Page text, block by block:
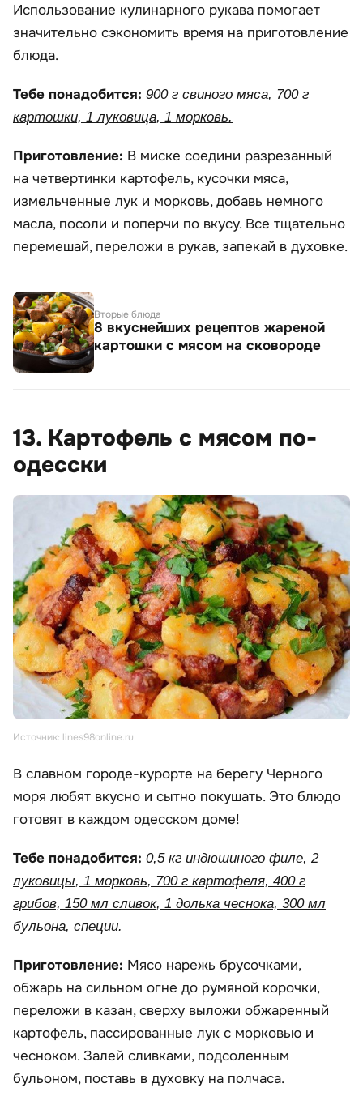
Использование кулинарного рукава помогает
значительно сэкономить время на приготовление
блюда.
Тебе понадобится: 900 г свиного мяса, 700 г
картошки, 1 луковица, 1 морковь.
Приготовление: В миске соедини разрезанный
на четвертинки картофель, кусочки мяса,
измельченные лук и морковь, добавь немного
масла, посоли и поперчи по вкусу. Все тщательно
перемешай, переложи в рукав, запекай в духовке.
Вторые блюда
8 вкуснейших рецептов жареной
картошки с мясом на сковороде
13. Картофель с мясом по-
одесски
Источник: lines98online.ru
В славном городе-курорте на берегу Черного
моря любят вкусно и сытно покушать. Это блюдо
готовят в каждом одесском доме!
Тебе понадобится: 0,5 кг индюшиного филе, 2
луковицы, 1 морковь, 700 г картофеля, 400 г
грибов, 150 мл сливок, 1 долька чеснока, 300 мл
бульона, специи.
Приготовление: Мясо нарежь брусочками,
обжарь на сильном огне до румяной корочки,
переложи в казан, сверху выложи обжаренный
картофель, пассированные лук с морковью и
чесноком. Залей сливками, подсоленным
бульоном, поставь в духовку на полчаса.